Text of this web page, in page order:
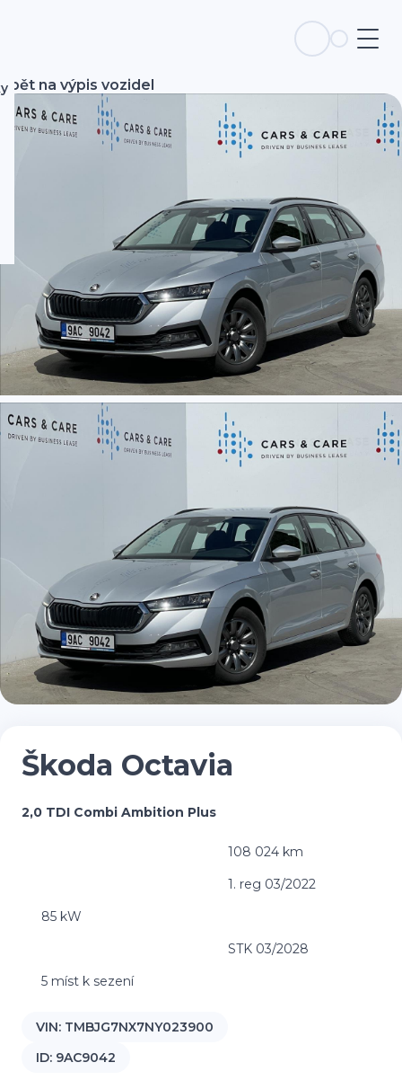
Zpět na výpis vozidel
Škoda Octavia
2,0 TDI Combi Ambition Plus
108 024 km
1. reg 03/2022
85 kW
STK 03/2028
5 míst k sezení
VIN: TMBJG7NX7NY023900
ID: 9AC9042